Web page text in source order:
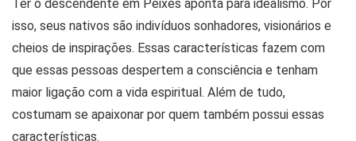
Ter o descendente em Peixes aponta para idealismo. Por
isso, seus nativos são indivíduos sonhadores, visionários e
cheios de inspirações. Essas características fazem com
que essas pessoas despertem a consciência e tenham
maior ligação com a vida espiritual. Além de tudo,
costumam se apaixonar por quem também possui essas
características.